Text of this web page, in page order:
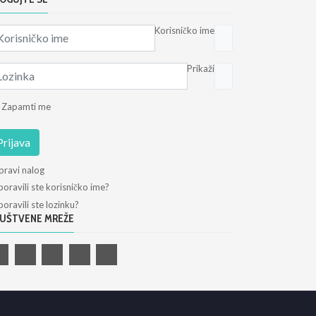
Korisničko ime
Prikaži
Zapamti me
nalog
ste korisničko ime?
ste lozinku?
MREŽE